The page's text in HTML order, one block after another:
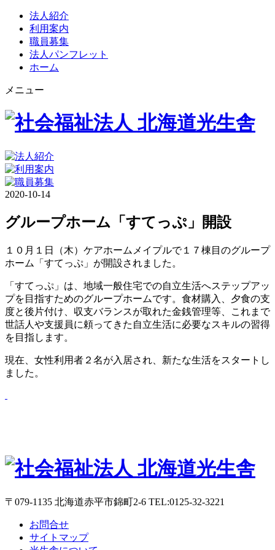
法人紹介
利用案内
職員募集
法人パンフレット
ホーム
メニュー
2020-10-14
グループホーム「すてっぷ」開設
１０月１日（木）ケアホームメイプルで１７棟目のグループ
ホーム「すてっぷ」が開設されました。
「すてっぷ」は、地域一般住宅での自立生活へステップアッ
プを目指すためのグループホームです。食材購入、夕食の支
度と後片付け、収支バランスが取れた金銭管理等、これまで
世話人や支援員に頼ってきた自立生活に必要なスキルの習得
を目指します。
現在、女性利用者２名が入居され、新たな生活をスタートし
ました。
〒079-1135 北海道赤平市錦町2-6 TEL:0125-32-3221
お問合せ
サイトマップ